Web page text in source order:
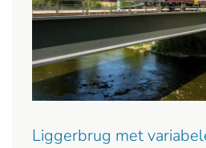
Liggerbrug met